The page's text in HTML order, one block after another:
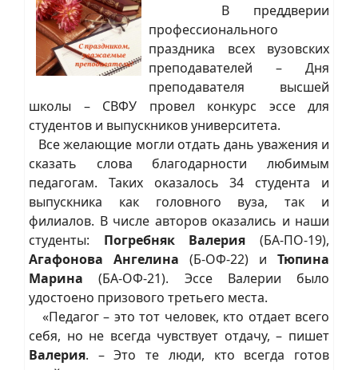
В преддверии
профессионального
праздника всех вузовских
преподавателей – Дня
преподавателя высшей
школы – СВФУ провел конкурс эссе для
студентов и выпускников университета.
Все желающие могли отдать дань уважения и
сказать слова благодарности любимым
педагогам. Таких оказалось 34 студента и
выпускника как головного вуза, так и
филиалов. В числе авторов оказались и наши
студенты: Погребняк Валерия (БА-ПО-19),
Агафонова Ангелина (Б-ОФ-22) и Тюпина
Марина (БА-ОФ-21). Эссе Валерии было
удостоено призового третьего места.
«Педагог – это тот человек, кто отдает всего
себя, но не всегда чувствует отдачу, – пишет
Валерия. – Это те люди, кто всегда готов